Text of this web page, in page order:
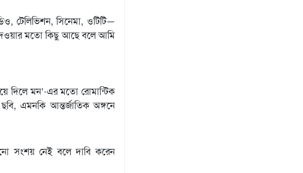
টেলিভিশন, সিনেমা, ওটিটি—
মতো কিছু আছে বলে আমি
দিলে মন’-এর মতো রোমান্টিক
এমনকি আন্তর্জাতিক অঙ্গনে
সংশয় নেই বলে দাবি করেন